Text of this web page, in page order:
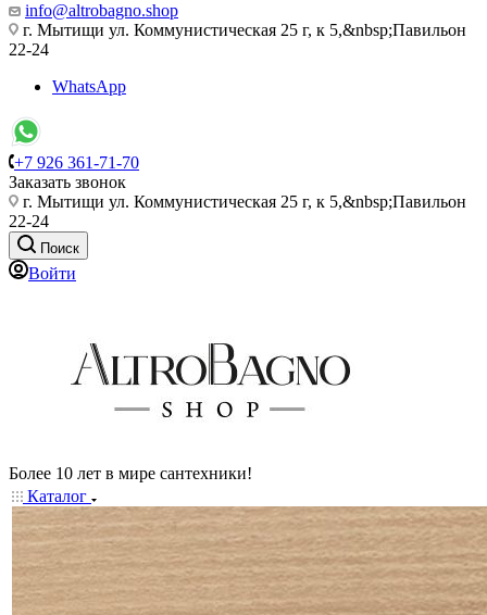
info@altrobagno.shop
г. Мытищи ул. Коммунистическая 25 г, к 5,&nbsp;Павильон
22-24
WhatsApp
+7 926 361-71-70
Заказать звонок
г. Мытищи ул. Коммунистическая 25 г, к 5,&nbsp;Павильон
22-24
Поиск
Войти
Более 10 лет в мире сантехники!
Каталог